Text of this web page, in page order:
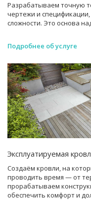
Разрабатываем точную
чертежи и
сложности. Это основа
Подробнее об услуге
Эксплуатируемая
Создаём кровли, на
проводить время — от
прорабатываем
обеспечить комфорт и